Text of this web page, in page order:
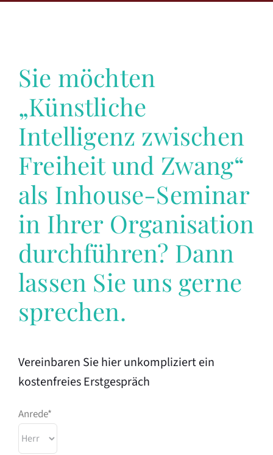
Sie möchten
„Künstliche
Intelligenz zwischen
Freiheit und Zwang“
als Inhouse-Seminar
in Ihrer Organisation
durchführen? Dann
lassen Sie uns gerne
sprechen.
Vereinbaren Sie hier unkompliziert ein
kostenfreies Erstgespräch
Anrede*